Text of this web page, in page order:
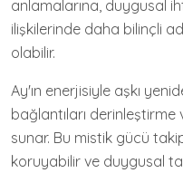
anlamalarına, duygusal
ilişkilerinde daha bilinçli
olabilir.
Ay'ın enerjisiyle aşkı
bağlantıları derinleştirme
sunar. Bu mistik gücü
koruyabilir ve duygusal